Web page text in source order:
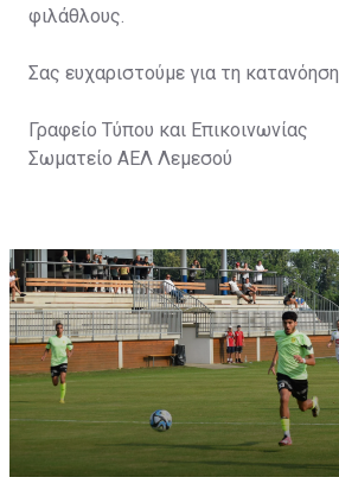
φιλάθλους.
Σας ευχαριστούμε για τη κατανόηση.
Γραφείο Τύπου και Επικοινωνίας
Σωματείο ΑΕΛ Λεμεσού